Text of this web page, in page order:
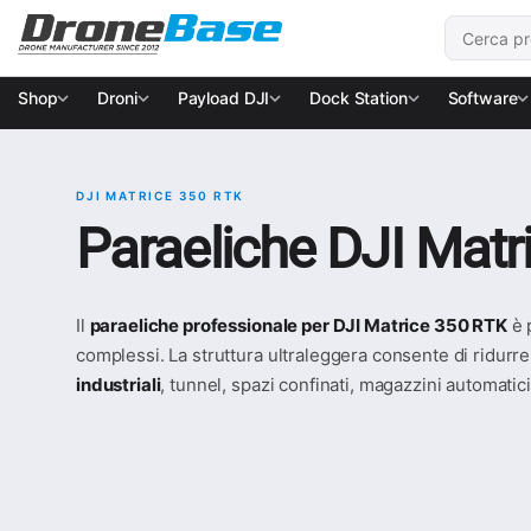
Salta alla navigazione
Salta al contenuto
Cerca:
Shop Droni Payload DJI Dock Station Software
DJI MATRICE 350 RTK
Paraeliche DJI
Il paraeliche professionale per DJI Matrice 350 RTKè
complessi. La struttura ultraleggera consente di
industriali, tunnel, spazi confinati, magazzini